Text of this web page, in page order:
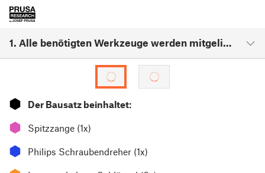
1. Alle benötigten Werkzeuge werden mitgeliefert
⬢ Der Bausatz beinhaltet:
⬢ Spitzzange (1x)
⬢ Philips Schraubendreher (1x)